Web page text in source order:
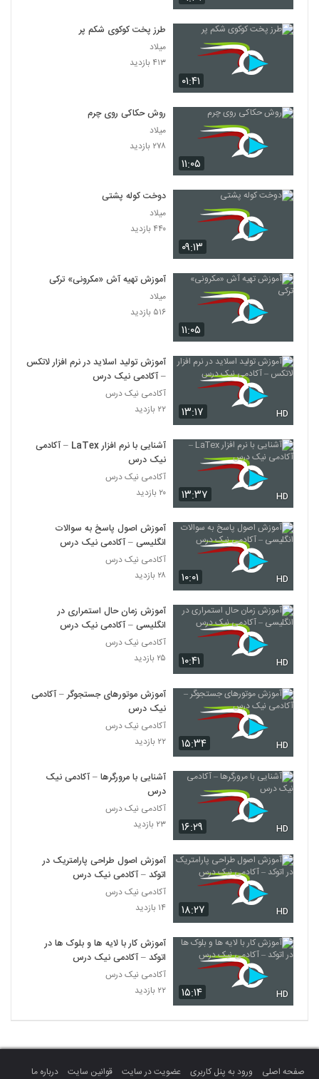
۰۱:۴۱
طرز پخت کوکوی شکم پر
میلاد
۴۱۳ بازدید
۱۱:۰۵
روش حکاکی روی چرم
میلاد
۲۷۸ بازدید
۰۹:۱۳
دوخت کوله پشتی
میلاد
۴۴۰ بازدید
۱۱:۰۵
آموزش تهیه آش «مکرونی» ترکی
میلاد
۵۱۶ بازدید
۱۳:۱۷ HD
آموزش تولید اسلاید در نرم افزار لاتکس
– آکادمی نیک درس
آکادمی نیک درس
۲۲ بازدید
۱۳:۳۷ HD
آشنایی با نرم افزار LaTex – آکادمی
نیک درس
آکادمی نیک درس
۲۰ بازدید
۱۰:۰۱ HD
آموزش اصول پاسخ به سوالات
انگلیسی – آکادمی نیک درس
آکادمی نیک درس
۲۸ بازدید
۱۰:۴۱ HD
آموزش زمان حال استمراری در
انگلیسی – آکادمی نیک درس
آکادمی نیک درس
۲۵ بازدید
۱۵:۳۴ HD
آموزش موتورهای جستجوگر – آکادمی
نیک درس
آکادمی نیک درس
۲۲ بازدید
۱۶:۲۹ HD
آشنایی با مرورگرها – آکادمی نیک
درس
آکادمی نیک درس
۲۳ بازدید
۱۸:۲۷ HD
آموزش اصول طراحی پارامتریک در
اتوکد – آکادمی نیک درس
آکادمی نیک درس
۱۴ بازدید
۱۵:۱۴ HD
آموزش کار با لایه ها و بلوک ها در
اتوکد – آکادمی نیک درس
آکادمی نیک درس
۲۲ بازدید
صفحه اصلی ورود به پنل کاربری عضویت در سایت قوانین سایت درباره ما